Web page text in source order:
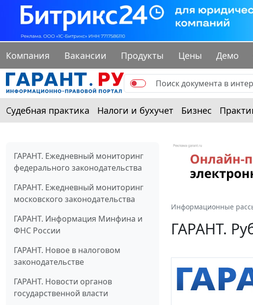
Компания Вакансии Продукты Цены Демо
Судебная практика Налоги и бухучет Бизнес
ГАРАНТ. Ежедневный мониторинг
федерального законодательства
ГАРАНТ. Ежедневный мониторинг
московского законодательства
ГАРАНТ. Информация Минфина и
ФНС России
ГАРАНТ. Новое в налоговом
законодательстве
ГАРАНТ. Новости органов
государственной власти
Информационные
ГАРАНТ.